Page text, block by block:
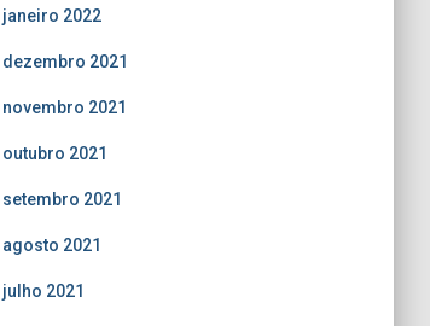
janeiro 2022
dezembro 2021
novembro 2021
outubro 2021
setembro 2021
agosto 2021
julho 2021